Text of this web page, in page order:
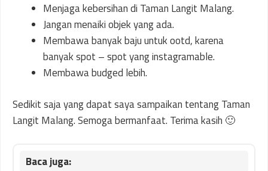
Menjaga kebersihan di Taman Langit Malang.
Jangan menaiki objek yang ada.
Membawa banyak baju untuk ootd, karena
banyak spot – spot yang instagramable.
Membawa budged lebih.
Sedikit saja yang dapat saya sampaikan tentang Taman
Langit Malang. Semoga bermanfaat. Terima kasih 🙂